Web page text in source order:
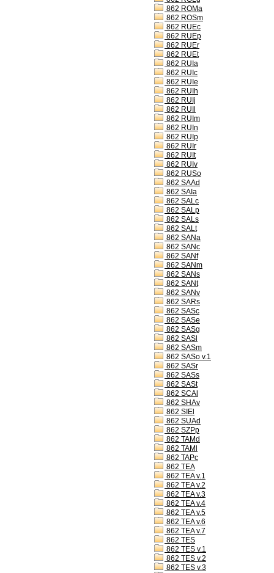
862 ROMa
862 ROSm
862 RUEc
862 RUEp
862 RUEr
862 RUEt
862 RUIa
862 RUIc
862 RUIe
862 RUIh
862 RUIj
862 RUIl
862 RUIm
862 RUIn
862 RUIp
862 RUIr
862 RUIt
862 RUIv
862 RUSo
862 SAAd
862 SAIa
862 SALc
862 SALp
862 SALs
862 SALt
862 SANa
862 SANc
862 SANf
862 SANm
862 SANs
862 SANt
862 SANv
862 SARs
862 SASc
862 SASe
862 SASg
862 SASl
862 SASm
862 SASo v.1
862 SASr
862 SASs
862 SASt
862 SCAl
862 SHAv
862 SIEl
862 SUAd
862 SZPp
862 TAMd
862 TAMl
862 TAPc
862 TEA
862 TEA v.1
862 TEA v.2
862 TEA v.3
862 TEA v.4
862 TEA v.5
862 TEA v.6
862 TEA v.7
862 TES
862 TES v.1
862 TES v.2
862 TES v.3